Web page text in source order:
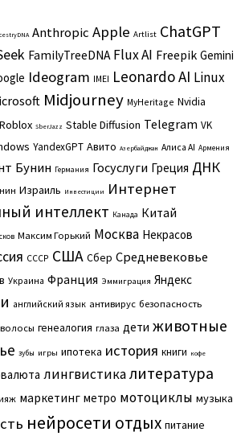
Anthropic Apple Artlist ChatGPT
FamilyTreeDNA Flux AI Freepik Gemini
Ideogram IMEI Leonardo AI Linux
Midjourney MyHeritage Nvidia
Roblox SberJazz Stable Diffusion Telegram VK
YandexGPT Авито Азербайджан Алиса AI Армения
Бунин Германия Госуслуги Греция ДНК
Израиль Инвестиции Интернет
интеллект Канада Китай
Максим Горький Москва Некрасов
СССР США Сбер Средневековье
Украина Франция Эммиграция Яндекс
английский язык антивирус безопасность
волосы генеалогия глаза дети животные
зубы игры ипотека история книги кофе
лингвистикалитература
маркетинг метро мотоциклы музыка
нейросети отдых питание